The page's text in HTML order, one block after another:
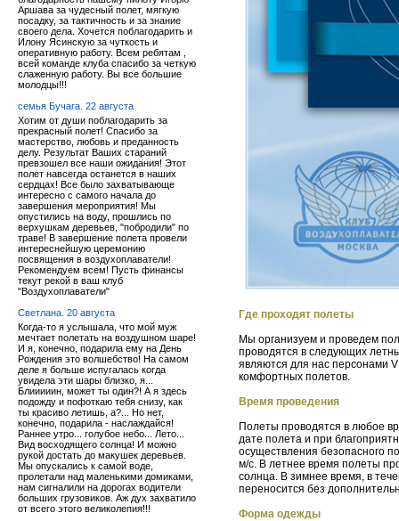
Аршава за чудесный полет, мягкую
посадку, за тактичность и за знание
своего дела. Хочется поблагодарить и
Илону Ясинскую за чуткость и
оперативную работу. Всем ребятам ,
всей команде клуба спасибо за четкую
слаженную работу. Вы все большие
молодцы!!!
семья Бучага. 22 августа
Хотим от души поблагодарить за
прекрасный полет! Спасибо за
мастерство, любовь и преданность
делу. Результат Ваших стараний
превзошел все наши ожидания! Этот
полет навсегда останется в наших
сердцах! Все было захватывающе
интересно с самого начала до
завершения мероприятия! Мы
опустились на воду, прошлись по
верхушкам деревьев, "побродили" по
траве! В завершение полета провели
интереснейшую церемонию
посвящения в воздухоплаватели!
Рекомендуем всем! Пусть финансы
текут рекой в ваш клуб
"Воздухоплаватели"
Светлана. 20 августа
Когда-то я услышала, что мой муж
мечтает полетать на воздушном шаре!
И я, конечно, подарила ему на День
Рождения это волшебство! На самом
деле я больше испугалась когда
увидела эти шары близко, я...
Блииииин, может ты один?! А я здесь
подожду и пофоткаю тебя снизу, как
ты красиво летишь, а?... Но нет,
конечно, подарила - наслаждайся!
Раннее утро... голубое небо... Лето...
Вид восходящего солнца! И можно
рукой достать до макушек деревьев.
Мы опускались к самой воде,
пролетали над маленькими домиками,
нам сигналили на дорогах водители
больших грузовиков. Аж дух захватило
от всего этого великолепия!!!
Где проходят полеты
Мы организуем и проведем
проводятся в следующих
являются для нас персонами
комфортных полетов.
Время проведения
Полеты проводятся в любое
дате полета и при
осуществления безопасного
м/с. В летнее время полеты
солнца. В зимнее время, в
переносится без
Форма одежды